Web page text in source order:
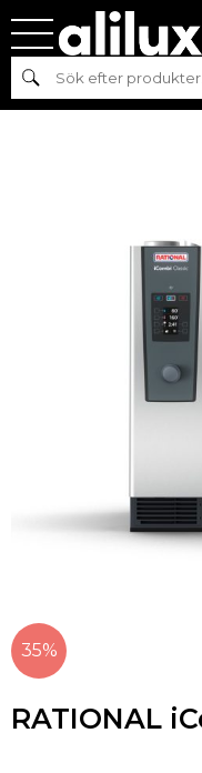
Sök
Hem
Clacssic/ RATIONAL iCombi
35%
RATIONAL